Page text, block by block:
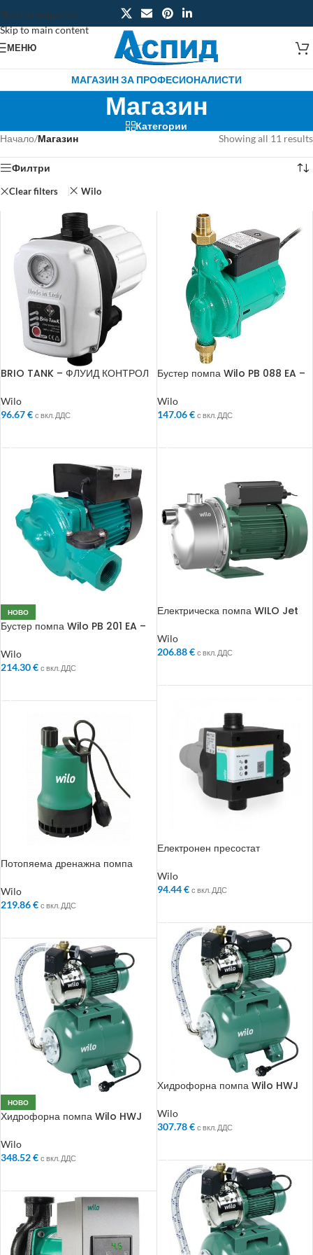
Skip to navigation
Skip to main content
МЕНЮ
МАГАЗИН ЗА ПРОФЕСИОНАЛИСТИ
Магазин
Категории
Начало/Магазин Showing all 11 results
Филтри
Clear filters Wilo
BRIO TANK – ФЛУИД КОНТРОЛ
Wilo
96.67€ с вкл. ДДС
Бустер помпа Wilo PB 088 EA –
налягане
Wilo
147.06€ с вкл. ДДС
НОВО
Бустер помпа Wilo PB 201 EA –
налягане
Wilo
214.30€ с вкл. ДДС
Електрическа помпа WILO Jet
Wilo
206.88€ с вкл. ДДС
Електронен пресостат
Wilo
94.44€ с вкл. ДДС
Потопяема дренажна помпа
Wilo
219.86€ с вкл. ДДС
Хидрофорна помпа Wilo HWJ
Wilo
307.78€ с вкл. ДДС
НОВО
Хидрофорна помпа Wilo HWJ
Wilo
348.52€ с вкл. ДДС